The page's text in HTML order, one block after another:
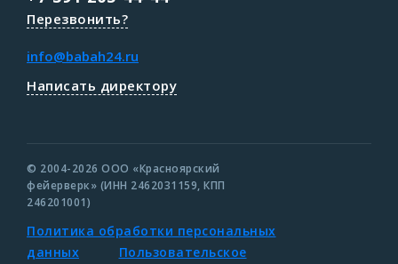
Перезвонить?
info@babah24.ru
Написать директору
© 2004-2026 ООО «Красноярский
фейерверк» (ИНН 2462031159, КПП
246201001)
Политика обработки персональных
данных
Пользовательское